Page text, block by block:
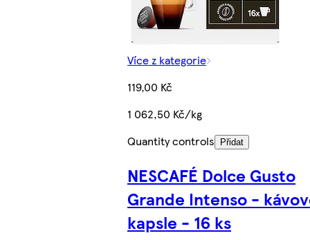
Více z kategorie
119,00 Kč
1 062,50 Kč/kg
Quantity controls
Přidat
NESCAFÉ Dolce Gusto
Grande Intenso -
kapsle - 16 ks